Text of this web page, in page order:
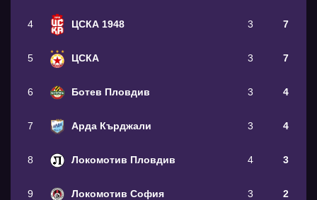
4 ЦСКА 1948 3 7
5 ЦСКА 3 7
6 Ботев Пловдив 3 4
7 Арда Кърджали 3 4
8 Локомотив Пловдив 4 3
9 Локомотив София 3 2